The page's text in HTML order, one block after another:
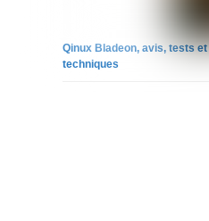
Qinux Bladeon, avis, tests
techniques